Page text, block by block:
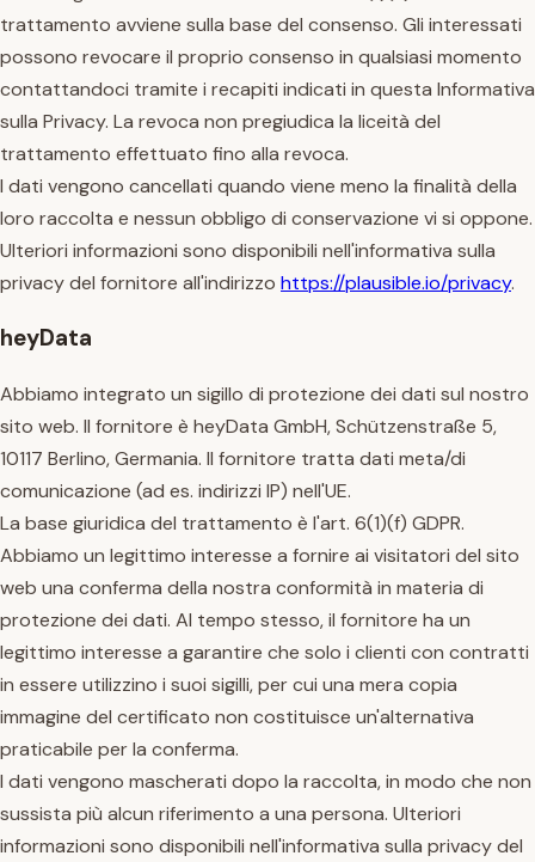
trattamento avviene sulla base del consenso. Gli interessati
possono revocare il proprio consenso in qualsiasi momento
contattandoci tramite i recapiti indicati in questa Informativa
sulla Privacy. La revoca non pregiudica la liceità del
trattamento effettuato fino alla revoca.
I dati vengono cancellati quando viene meno la finalità della
loro raccolta e nessun obbligo di conservazione vi si oppone.
Ulteriori informazioni sono disponibili nell'informativa sulla
privacy del fornitore all'indirizzo https://plausible.io/privacy.
heyData
Abbiamo integrato un sigillo di protezione dei dati sul nostro
sito web. Il fornitore è heyData GmbH, Schützenstraße 5,
10117 Berlino, Germania. Il fornitore tratta dati meta/di
comunicazione (ad es. indirizzi IP) nell'UE.
La base giuridica del trattamento è l'art. 6(1)(f) GDPR.
Abbiamo un legittimo interesse a fornire ai visitatori del sito
web una conferma della nostra conformità in materia di
protezione dei dati. Al tempo stesso, il fornitore ha un
legittimo interesse a garantire che solo i clienti con contratti
in essere utilizzino i suoi sigilli, per cui una mera copia
immagine del certificato non costituisce un'alternativa
praticabile per la conferma.
I dati vengono mascherati dopo la raccolta, in modo che non
sussista più alcun riferimento a una persona. Ulteriori
informazioni sono disponibili nell'informativa sulla privacy del